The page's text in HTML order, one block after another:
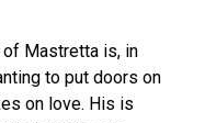
Mastretta is, in
to put doors on
on love. His is